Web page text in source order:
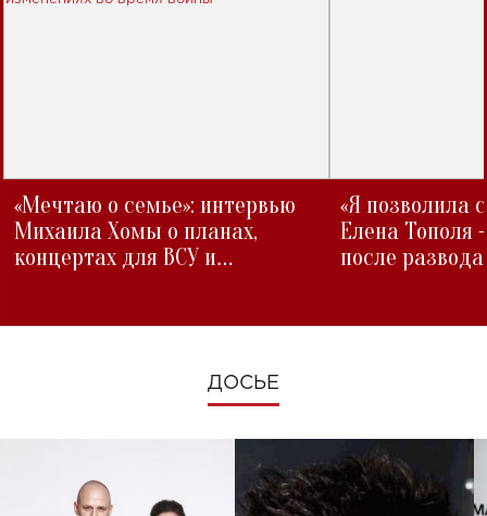
«Мечтаю о семье»: интервью
Михаила Хомы о планах,
концертах для ВСУ и
«Я позволила
Елена Тополя
после развода
ДОСЬЕ